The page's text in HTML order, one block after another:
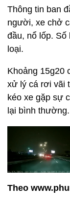
Thông tin ban
người, xe chở
đầu, nổ lốp.
loại.
Khoảng 15g20
xử lý cá rơi vãi
kéo xe gặp sự
lại bình thường.
Theo